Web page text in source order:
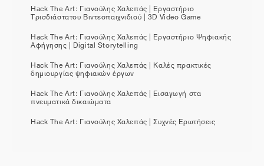
Hack The Art: Γιανούλης Χαλεπάς | Εργαστήριο
Τρισδιάστατου Βιντεοπαιχνιδιού | 3D Video Game
Hack The Art: Γιανούλης Χαλεπάς | Εργαστήριο Ψηφιακής
Αφήγησης | Digital Storytelling
Hack The Art: Γιανούλης Χαλεπάς | Καλές πρακτικές
δημιουργίας ψηφιακών έργων
Hack The Art: Γιανούλης Χαλεπάς | Εισαγωγή στα
πνευματικά δικαιώματα
Hack The Art: Γιανούλης Χαλεπάς | Συχνές Ερωτήσεις